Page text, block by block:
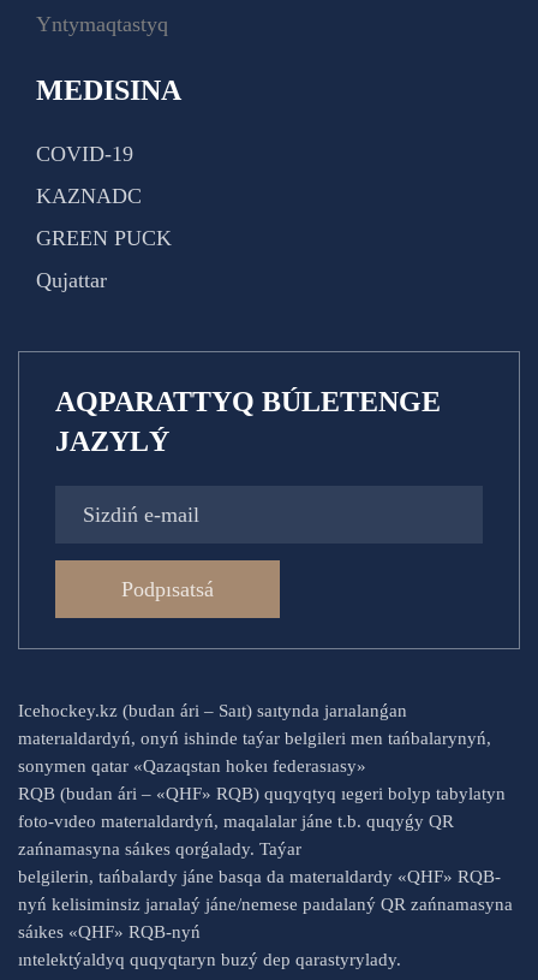
Yntymaqtastyq
MEDISINA
COVID-19
KAZNADC
GREEN PUCK
Qujattar
AQPARATTYQ BÚLETENGE
JAZYLÝ
Podpısatsá
Icehockey.kz (budan ári – Saıt) saıtynda jarıalanǵan
materıaldardyń, onyń ishinde taýar belgileri men tańbalarynyń,
sonymen qatar «Qazaqstan hokeı federasıasy»
RQB (budan ári – «QHF» RQB) quqyqtyq ıegeri bolyp tabylatyn
foto-vıdeo materıaldardyń, maqalalar jáne t.b. quqyǵy QR
zańnamasyna sáıkes qorǵalady. Taýar
belgilerin, tańbalardy jáne basqa da materıaldardy «QHF» RQB-
nyń kelisiminsiz jarıalaý jáne/nemese paıdalaný QR zańnamasyna
sáıkes «QHF» RQB-nyń
ıntelektýaldyq quqyqtaryn buzý dep qarastyrylady.